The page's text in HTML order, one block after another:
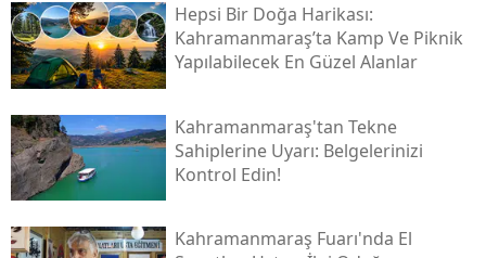
Hepsi Bir Doğa Harikası:
Kahramanmaraş’ta Kamp Ve Piknik
Yapılabilecek En Güzel Alanlar
Kahramanmaraş'tan Tekne
Sahiplerine Uyarı: Belgelerinizi
Kontrol Edin!
Kahramanmaraş Fuarı'nda El